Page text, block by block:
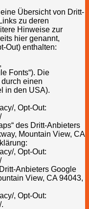
Übersicht von Dritt-
zu deren
Hinweise zur
hier genannt,
Out) enthalten:
Fonts“). Die
einen
in den USA).
, Opt-Out:
des Dritt-Anbieters
Mountain View, CA
, Opt-Out:
Anbieters Google
View, CA 94043,
, Opt-Out: